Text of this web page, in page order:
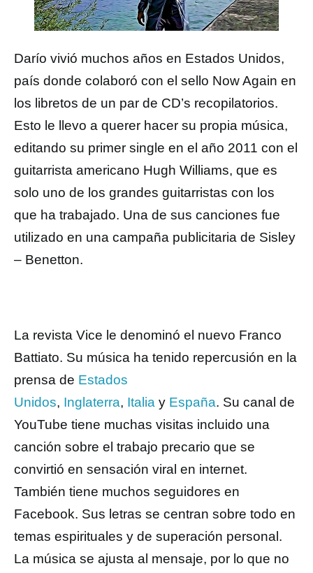
Darío vivió muchos años en Estados Unidos,
país donde colaboró con el sello Now Again en
los libretos de un par de CD’s recopilatorios.
Esto le llevo a querer hacer su propia música,
editando su primer single en el año 2011 con el
guitarrista americano Hugh Williams, que es
solo uno de los grandes guitarristas con los
que ha trabajado. Una de sus canciones fue
utilizado en una campaña publicitaria de Sisley
– Benetton.
La revista Vice le denominó el nuevo Franco
Battiato. Su música ha tenido repercusión en la
prensa de Estados
Unidos, Inglaterra, Italia y España. Su canal de
YouTube tiene muchas visitas incluido una
canción sobre el trabajo precario que se
convirtió en sensación viral en internet.
También tiene muchos seguidores en
Facebook. Sus letras se centran sobre todo en
temas espirituales y de superación personal.
La música se ajusta al mensaje, por lo que no